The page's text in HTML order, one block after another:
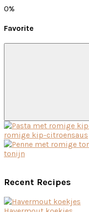
0%
Favorite
romige kip-citroensaus
tonijn
Recent Recipes